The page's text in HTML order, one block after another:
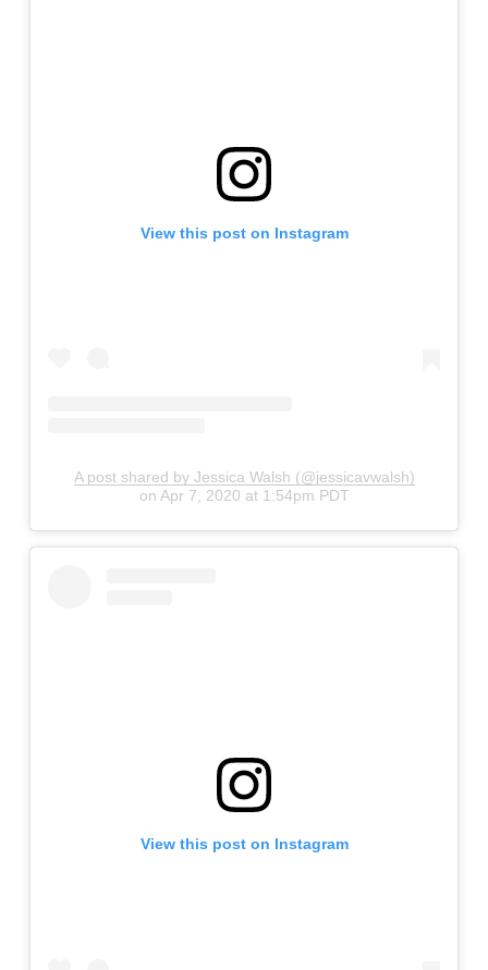
View this post on Instagram
A post shared by Jessica Walsh (@jessicavwalsh)
on Apr 7, 2020 at 1:54pm PDT
View this post on Instagram